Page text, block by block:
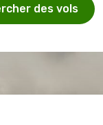
des vols